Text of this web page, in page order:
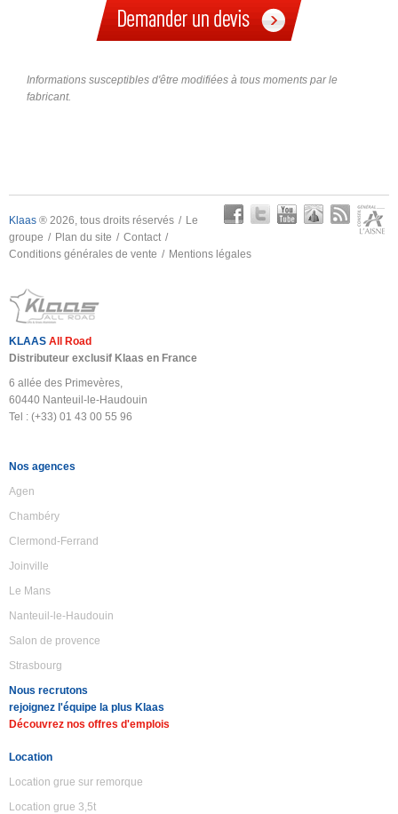
Informations susceptibles d'être modifiées à tous moments par le
fabricant.
Klaas ® 2026, tous droits réservés
Le
groupe
Plan du site
Contact
Conditions générales de vente
Mentions légales
KLAAS All Road
Distributeur exclusif Klaas en France
6 allée des Primevères,
60440 Nanteuil-le-Haudouin
Tel : (+33) 01 43 00 55 96
Nos agences
Agen
Chambéry
Clermond-Ferrand
Joinville
Le Mans
Nanteuil-le-Haudouin
Salon de provence
Strasbourg
Nous recrutons
rejoignez l'équipe la plus Klaas
Découvrez nos offres d'emplois
Location
Location grue sur remorque
Location grue 3,5t